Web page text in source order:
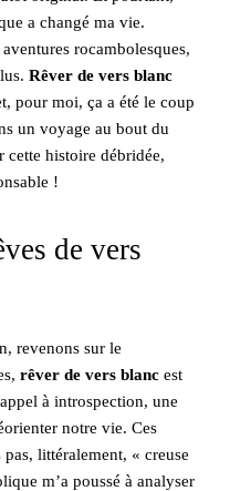
a changé ma vie.
rocambolesques,
Rêver de vers blanc
pour moi, ça a été le coup
un voyage au bout du
cette histoire débridée,
!
de vers
revenons sur le
rêver de vers blanc est
à introspection, une
notre vie. Ces
littéralement, « creuse
m’a poussé à analyser